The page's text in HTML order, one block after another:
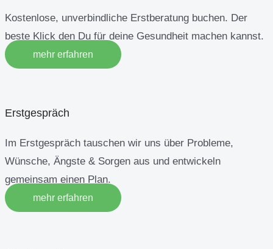
Kostenlose, unverbindliche Erstberatung buchen. Der
beste Klick den Du für deine Gesundheit machen kannst.
mehr erfahren
Erstgespräch
Im Erstgespräch tauschen wir uns über Probleme,
Wünsche, Ängste & Sorgen aus und entwickeln
gemeinsam einen Plan.
mehr erfahren